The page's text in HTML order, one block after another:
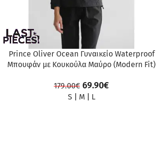
Prince Oliver Ocean Γυναικείο Waterproof
Μπουφάν με Κουκούλα Μαύρο (Modern Fit)
179.00€ 69.90€
S M| L